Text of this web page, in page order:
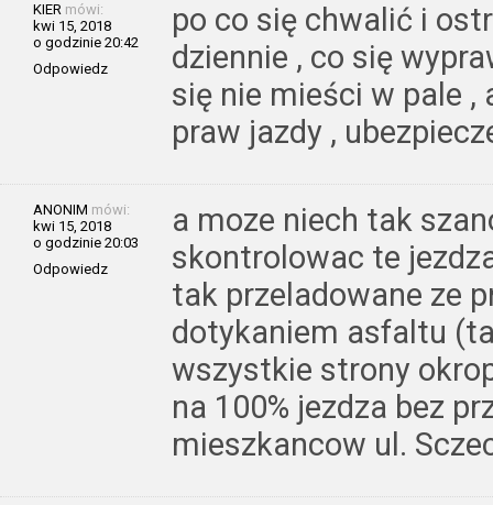
KIER mówi:
kwi 15, 2018
o godzinie 20:42
Odpowiedz
po co się chwalić i
dziennie , co się
się nie mieści w pale ,
praw jazdy ,
ANONIM mówi:
kwi 15, 2018
o godzinie 20:03
Odpowiedz
a moze niech tak
skontrolowac te
tak przeladowane ze
dotykaniem asfaltu
wszystkie strony
na 100% jezdza bez
mieszkancow ul.